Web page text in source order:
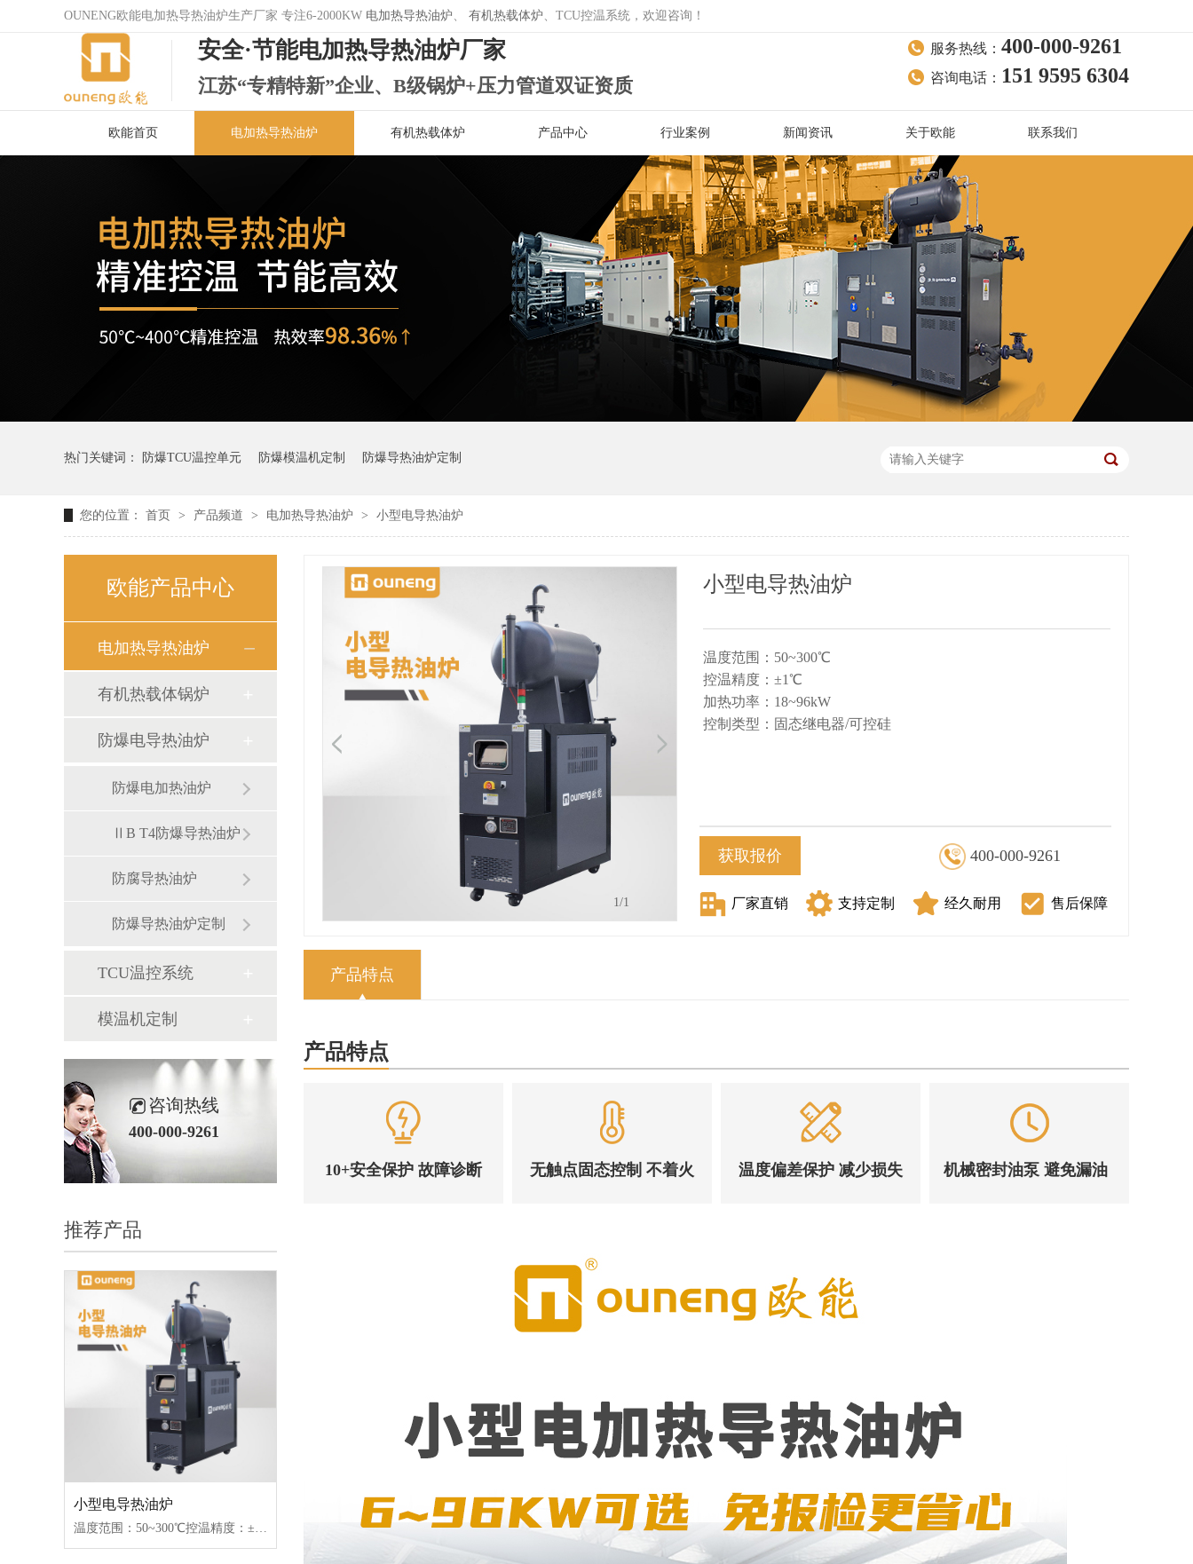
OUNENG欧能电加热导热油炉生产厂家 专注6-2000KW 电加热导热油炉 、 有机热载体炉 、TCU控温系统，欢迎咨询！
安全·节能电加热导热油炉厂家
江苏“专精特新”企业、B级锅炉+压力管道双证资质
服务热线： 400-000-9261
咨询电话： 151 9595 6304
欧能首页 电加热导热油炉 有机热载体炉 产品中心 行业案例 新闻资讯 关于欧能 联系我们
热门关键词： 防爆TCU温控单元 防爆模温机定制 防爆导热油炉定制
您的位置： 首页 > 产品频道 > 电加热导热油炉 > 小型电导热油炉
欧能产品中心
电加热导热油炉
有机热载体锅炉
防爆电导热油炉
防爆电加热油炉
ⅡB T4防爆导热油炉
防腐导热油炉
防爆导热油炉定制
TCU温控系统
模温机定制
咨询热线
400-000-9261
推荐产品
小型电导热油炉
温度范围：50~300℃控温精度：±1℃加热功率：18~96kW控制类型：固态继电器/可控硅
1/1
小型电导热油炉
温度范围：50~300℃
控温精度：±1℃
加热功率：18~96kW
控制类型：固态继电器/可控硅
获取报价 400-000-9261
厂家直销 支持定制 经久耐用 售后保障
产品特点
产品特点
10+安全保护 故障诊断 无触点固态控制 不着火 温度偏差保护 减少损失 机械密封油泵 避免漏油